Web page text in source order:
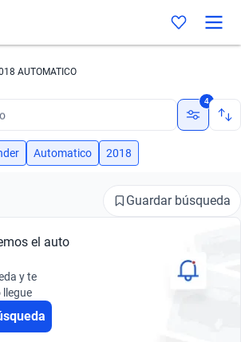
AUTOMATICO
4
Automatico 2018
Guardar búsqueda
el auto
y te